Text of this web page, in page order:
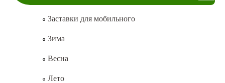
Заставки для мобильного
Зима
Весна
Лето